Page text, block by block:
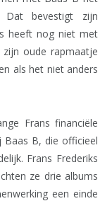
Dat bevestigt zijn
heeft nog niet met
oude rapmaatje
als het niet anders
Frans financiële
Baas B, die officieel
Frans Frederiks
ze drie albums
een einde